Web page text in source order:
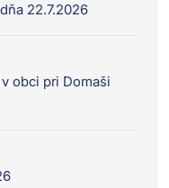
22.7.2026
obci pri Domaši